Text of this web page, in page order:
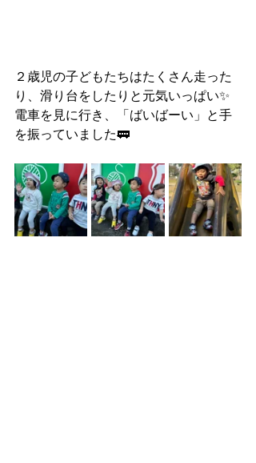
２歳児の子どもたちはたくさん走った
り、滑り台をしたりと元気いっぱい✨
電車を見に行き、「ばいばーい」と手
を振っていました🚃